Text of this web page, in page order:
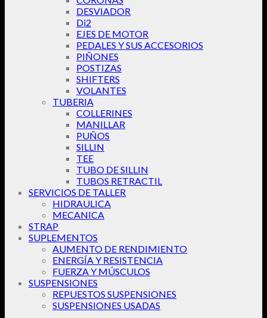
DESVIADOR
Di2
EJES DE MOTOR
PEDALES Y SUS ACCESORIOS
PIÑONES
POSTIZAS
SHIFTERS
VOLANTES
TUBERIA
COLLERINES
MANILLAR
PUÑOS
SILLIN
TEE
TUBO DE SILLIN
TUBOS RETRACTIL
SERVICIOS DE TALLER
HIDRAULICA
MECANICA
STRAP
SUPLEMENTOS
AUMENTO DE RENDIMIENTO
ENERGÍA Y RESISTENCIA
FUERZA Y MÚSCULOS
SUSPENSIONES
REPUESTOS SUSPENSIONES
SUSPENSIONES USADAS